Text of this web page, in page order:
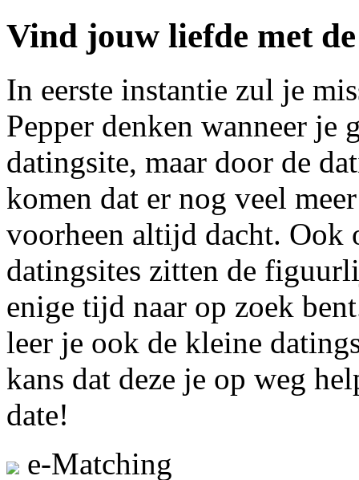
Vind jouw liefde met
In eerste instantie zul je
Pepper denken wanneer je
datingsite, maar door de
komen dat er nog veel
voorheen altijd dacht. Ook
datingsites zitten de
enige tijd naar op zoek
leer je ook de kleine
kans dat deze je op weg
date!
e-Matching